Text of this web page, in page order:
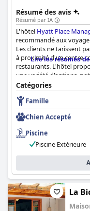
Résumé des avis
Résumé par IA
L'hôtel Hyatt Place
recommandé aux
Les clients ne tarissent
à proximité d'un centre
restaurants. L'hôtel
une variété d'options,
locales et des choix sains.
propres et confortables,
chez soi. L'hôtel est
maintenir un
personnel est amical,
nom des clients. Dans
est un établissement
doté d'un personnel
Lire les résumés
Catégories
Famille
Chien Accepté
Piscine
Piscine Extérieure
La